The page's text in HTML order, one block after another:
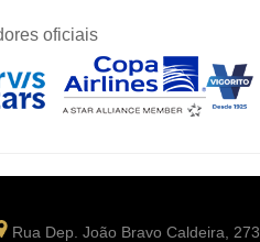
oficiais
Rua Dep. João Bravo Caldeira, 273